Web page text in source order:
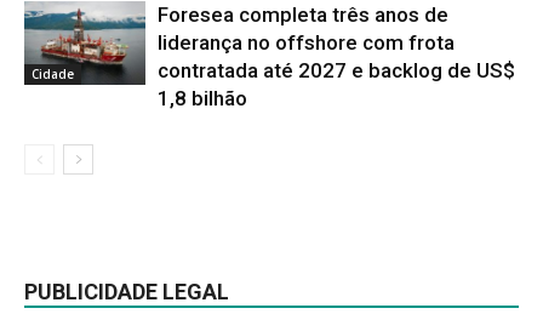
Cidade
Foresea completa três anos de
liderança no offshore com frota
contratada até 2027 e backlog de US$
1,8 bilhão
PUBLICIDADE LEGAL